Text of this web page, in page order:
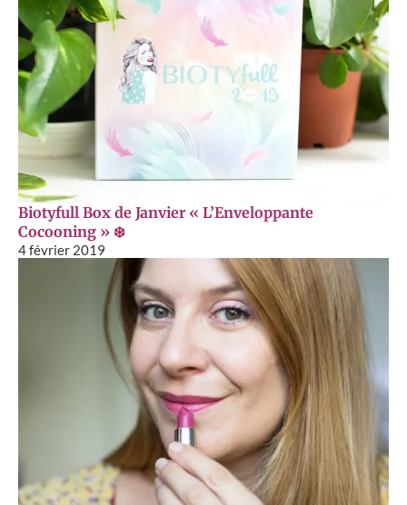
Biotyfull Box de Janvier « L’Enveloppante
Cocooning » ❄️
4 février 2019